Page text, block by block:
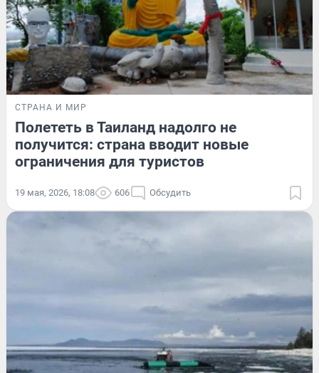
СТРАНА И МИР
Полететь в Таиланд надолго не
получится: страна вводит новые
ограничения для туристов
19 мая, 2026, 18:08 606 Обсудить